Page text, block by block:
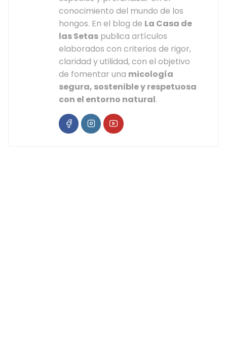
conocimiento del mundo de los
hongos. En el blog de La Casa de
las Setas publica artículos
elaborados con criterios de rigor,
claridad y utilidad, con el objetivo
de fomentar una micología
segura, sostenible y respetuosa
con el entorno natural.